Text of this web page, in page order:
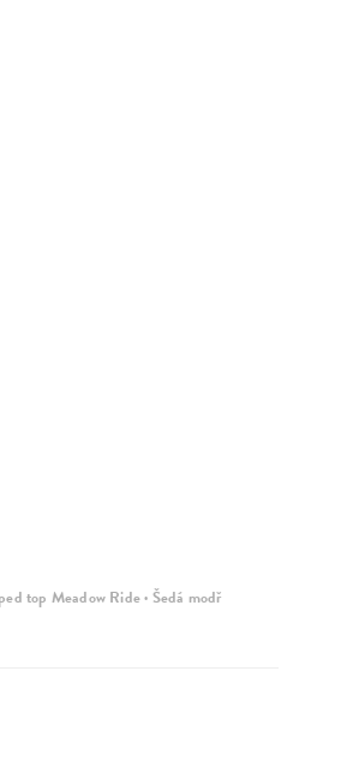
top Meadow Ride · Šedá modř